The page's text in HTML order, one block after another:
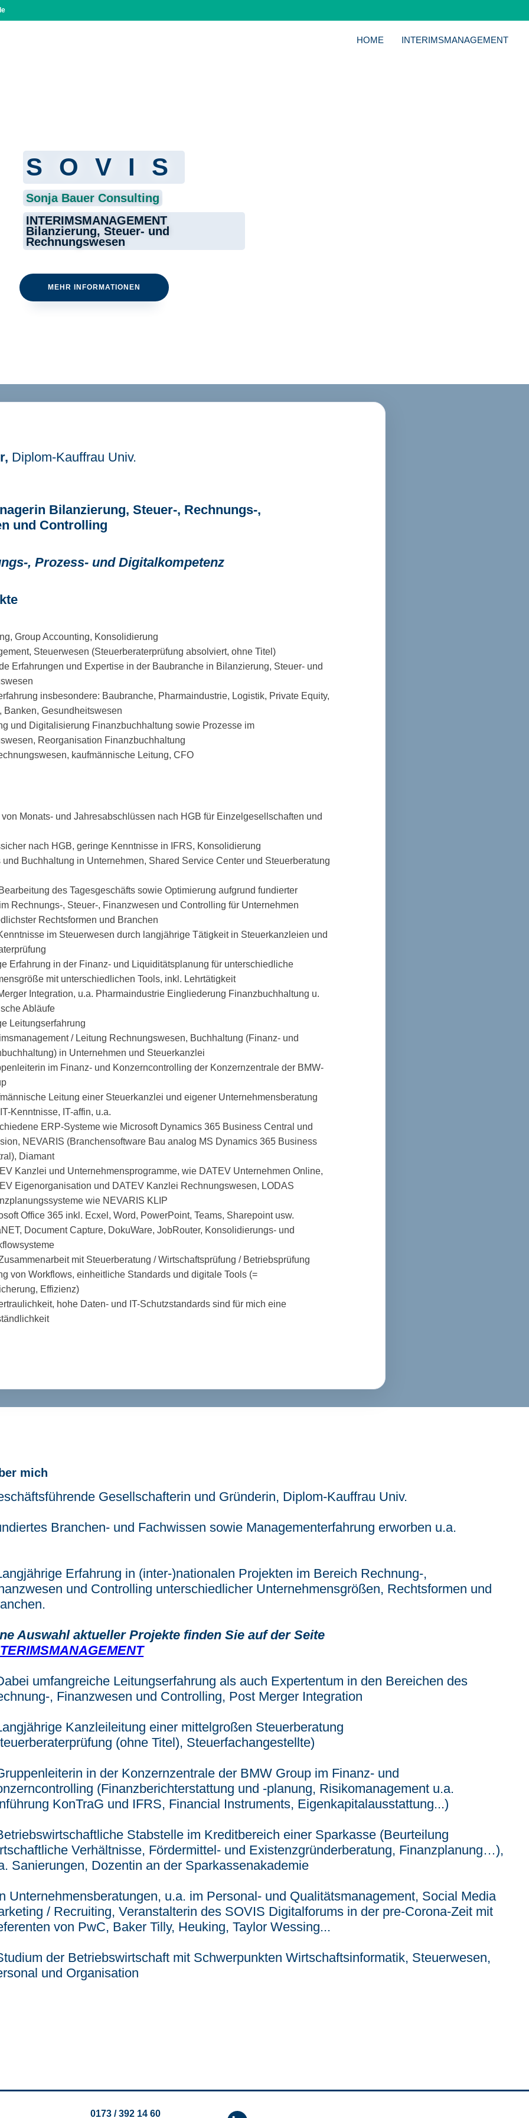
HOME INTERIMSMANAGEMENT
SOVIS
Sonja Bauer Consulting
INTERIMSMANAGEMENT
Bilanzierung, Steuer- und
Rechnungswesen
MEHR INFORMATIONEN
Diplom-Kauffrau Univ.
Bilanzierung, Steuer-, Rechnungs-,
und Controlling
, Prozess- und Digitalkompetenz
Group Accounting, Konsolidierung
Steuerwesen (Steuerberaterprüfung absolviert, ohne Titel)
Erfahrungen und Expertise in der Baubranche in Bilanzierung, Steuer- und
insbesondere: Baubranche, Pharmaindustrie, Logistik, Private Equity,
Banken, Gesundheitswesen
und Digitalisierung Finanzbuchhaltung sowie Prozesse im
Reorganisation Finanzbuchhaltung
kaufmännische Leitung, CFO
Monats- und Jahresabschlüssen nach HGB für Einzelgesellschaften und
nach HGB, geringe Kenntnisse in IFRS, Konsolidierung
Buchhaltung in Unternehmen, Shared Service Center und Steuerberatung
des Tagesgeschäfts sowie Optimierung aufgrund fundierter
Rechnungs-, Steuer-, Finanzwesen und Controlling für Unternehmen
Rechtsformen und Branchen
im Steuerwesen durch langjährige Tätigkeit in Steuerkanzleien und
Erfahrung in der Finanz- und Liquiditätsplanung für unterschiedliche
mit unterschiedlichen Tools, inkl. Lehrtätigkeit
Integration, u.a. Pharmaindustrie Eingliederung Finanzbuchhaltung u.
Abläufe
Leitungserfahrung
/ Leitung Rechnungswesen, Buchhaltung (Finanz- und
in Unternehmen und Steuerkanzlei
im Finanz- und Konzerncontrolling der Konzernzentrale der BMW-
Leitung einer Steuerkanzlei und eigener Unternehmensberatung
Kenntnisse, IT-affin, u.a.
ERP-Systeme wie Microsoft Dynamics 365 Business Central und
NEVARIS (Branchensoftware Bau analog MS Dynamics 365 Business
Diamant
Kanzlei und Unternehmensprogramme, wie DATEV Unternehmen Online,
Eigenorganisation und DATEV Kanzlei Rechnungswesen, LODAS
wie NEVARIS KLIP
Office 365 inkl. Ecxel, Word, PowerPoint, Teams, Sharepoint usw.
Document Capture, DokuWare, JobRouter, Konsolidierungs- und
mit Steuerberatung / Wirtschaftsprüfung / Betriebsprüfung
von Workflows, einheitliche Standards und digitale Tools (=
Effizienz)
hohe Daten- und IT-Schutzstandards sind für mich eine
mich
Gesellschafterin und Gründerin, Diplom-Kauffrau Univ.
Branchen- und Fachwissen sowie Managementerfahrung erworben u.a.
Erfahrung in (inter-)nationalen Projekten im Bereich Rechnung-,
und Controlling unterschiedlicher Unternehmensgrößen, Rechtsformen und
Auswahl aktueller Projekte finden Sie auf der Seite
umfangreiche Leitungserfahrung als auch Expertentum in den Bereichen des
, Finanzwesen und Controlling, Post Merger Integration
Kanzleileitung einer mittelgroßen Steuerberatung
(ohne Titel), Steuerfachangestellte)
in der Konzernzentrale der BMW Group im Finanz- und
(Finanzberichterstattung und -planung, Risikomanagement u.a.
KonTraG und IFRS, Financial Instruments, Eigenkapitalausstattung...)
Stabstelle im Kreditbereich einer Sparkasse (Beurteilung
Verhältnisse, Fördermittel- und Existenzgründerberatung, Finanzplanung…),
Sanierungen, Dozentin an der Sparkassenakademie
Unternehmensberatungen, u.a. im Personal- und Qualitätsmanagement, Social Media
/ Recruiting, Veranstalterin des SOVIS Digitalforums in der pre-Corona-Zeit mit
von PwC, Baker Tilly, Heuking, Taylor Wessing...
der Betriebswirtschaft mit Schwerpunkten Wirtschaftsinformatik, Steuerwesen,
und Organisation
0173 / 392 14 60